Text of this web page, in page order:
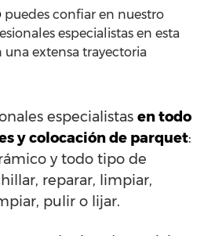
puedes confiar en nuestro
especialistas en esta
una extensa trayectoria
especialistas en todo
y colocación de parquet:
y todo tipo de
reparar, limpiar,
pulir o lijar.